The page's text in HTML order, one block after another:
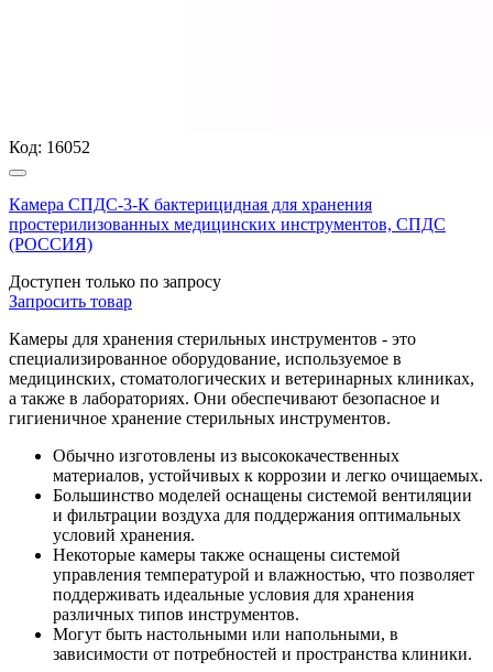
Код: 16052
Камера СПДС-3-К бактерицидная для хранения
простерилизованных медицинских инструментов, СПДС
(РОССИЯ)
Доступен только по запросу
Запросить товар
Камеры для хранения стерильных инструментов - это
специализированное оборудование, используемое в
медицинских, стоматологических и ветеринарных клиниках,
а также в лабораториях. Они обеспечивают безопасное и
гигиеничное хранение стерильных инструментов.
Обычно изготовлены из высококачественных
материалов, устойчивых к коррозии и легко очищаемых.
Большинство моделей оснащены системой вентиляции
и фильтрации воздуха для поддержания оптимальных
условий хранения.
Некоторые камеры также оснащены системой
управления температурой и влажностью, что позволяет
поддерживать идеальные условия для хранения
различных типов инструментов.
Могут быть настольными или напольными, в
зависимости от потребностей и пространства клиники.